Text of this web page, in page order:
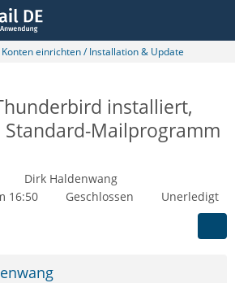
einrichten / Installation & Update
installiert,
Mailprogramm
Dirk Haldenwang
16:50
Geschlossen Unerledigt